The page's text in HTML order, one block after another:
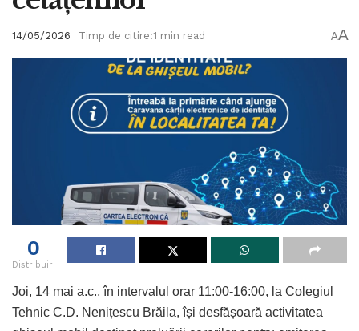
14/05/2026 Timp de citire:1 min read AA
0
Distribuiri
Joi, 14 mai a.c., în intervalul orar 11:00-16:00, la Colegiul
Tehnic C.D. Nenițescu Brăila, își desfășoară activitatea